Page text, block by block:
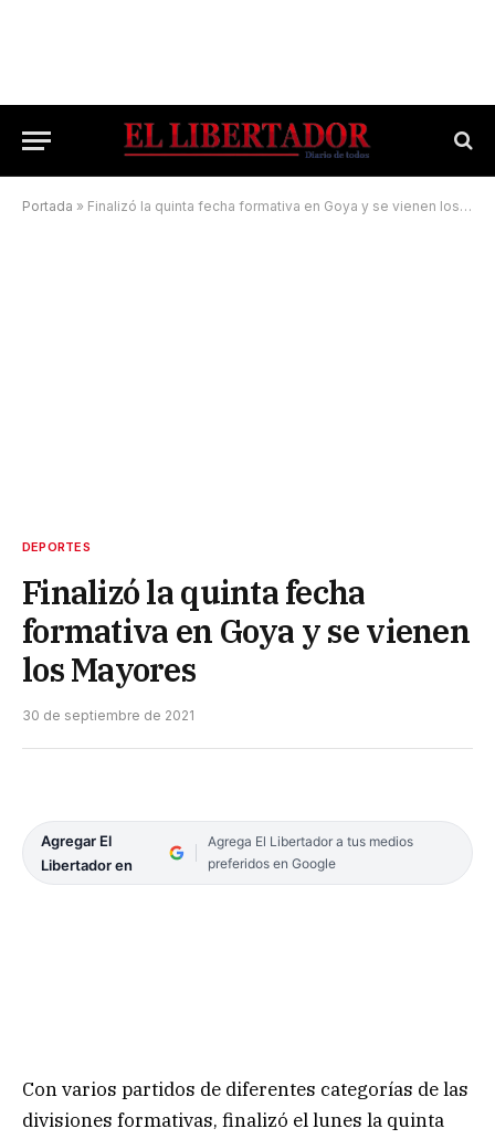
Portada » Finalizó la quinta fecha formativa en Goya y se vienen los Mayores
DEPORTES
Finalizó la quinta fecha
formativa en Goya y se vienen
los Mayores
30 de septiembre de 2021
Agregar El
Libertador en
Agrega El Libertador a tus medios
preferidos en Google
Con varios partidos de diferentes categorías de las
divisiones formativas, finalizó el lunes la quinta